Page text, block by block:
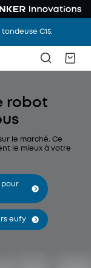
C15.
robot
le marché. Ce
le mieux à votre
pour
eufy